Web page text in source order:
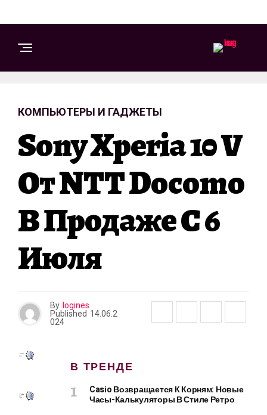
КОМПЬЮТЕРЫ И ГАДЖЕТЫ
Sony Xperia 10 V
От NTT Docomo
В Продаже С 6
Июля
By logines
Published 14.06.2
024
В ТРЕНДЕ
Casio Возвращается К Корням: Новые
Часы-Калькуляторы В Стиле Ретро